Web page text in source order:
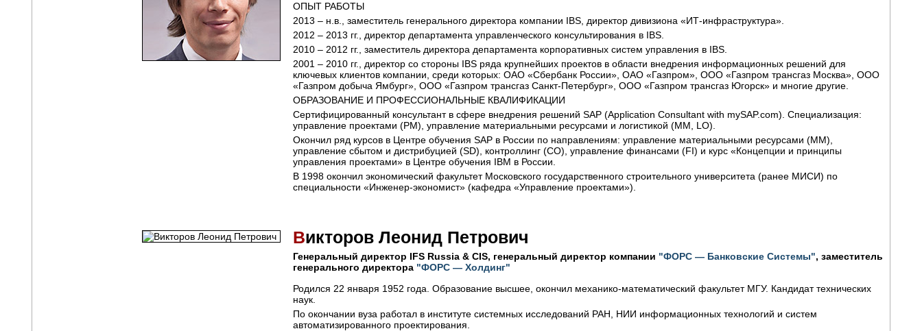
ОПЫТ РАБОТЫ
2013 – н.в., заместитель генерального директора компании IBS, директор дивизиона «ИТ-инфраструктура».
2012 – 2013 гг., директор департамента управленческого консультирования в IBS.
2010 – 2012 гг., заместитель директора департамента корпоративных систем управления в IBS.
2001 – 2010 гг., директор со стороны IBS ряда крупнейших проектов в области внедрения информационных решений для
ключевых клиентов компании, среди которых: ОАО «Сбербанк России», ОАО «Газпром», ООО «Газпром трансгаз Москва», ООО
«Газпром добыча Ямбург», ООО «Газпром трансгаз Санкт-Петербург», ООО «Газпром трансгаз Югорск» и многие другие.
ОБРАЗОВАНИЕ И ПРОФЕССИОНАЛЬНЫЕ КВАЛИФИКАЦИИ
Сертифицированный консультант в сфере внедрения решений SAP (Application Consultant with mySAP.com). Специализация:
управление проектами (PM), управление материальными ресурсами и логистикой (MM, LO).
Окончил ряд курсов в Центре обучения SAP в России по направлениям: управление материальными ресурсами (MM),
управление сбытом и дистрибуцией (SD), контроллинг (CO), управление финансами (FI) и курс «Концепции и принципы
управления проектами» в Центре обучения IBM в России.
В 1998 окончил экономический факультет Московского государственного строительного университета (ранее МИСИ) по
специальности «Инженер-экономист» (кафедра «Управление проектами»).
Викторов Леонид Петрович
Генеральный директор IFS Russia & CIS, генеральный директор компании "ФОРС — Банковские Системы", заместитель
генерального директора "ФОРС — Холдинг"
Родился 22 января 1952 года. Образование высшее, окончил механико-математический факультет МГУ. Кандидат технических
наук.
По окончании вуза работал в институте системных исследований РАН, НИИ информационных технологий и систем
автоматизированного проектирования.